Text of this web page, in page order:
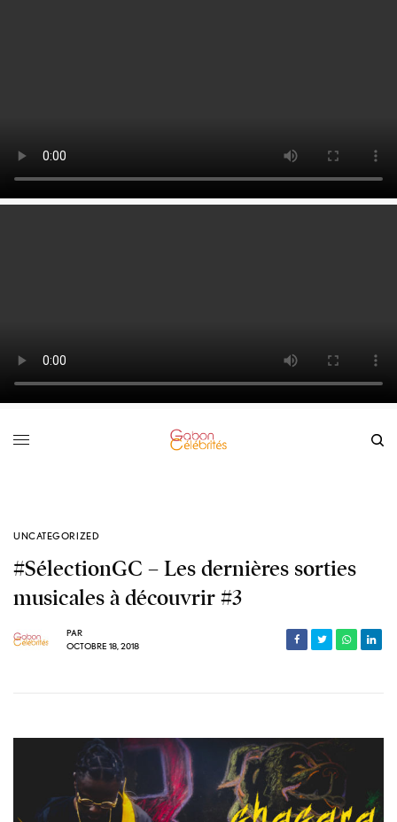
UNCATEGORIZED
#SélectionGC – Les dernières sorties
musicales à découvrir #3
PAR
OCTOBRE 18, 2018